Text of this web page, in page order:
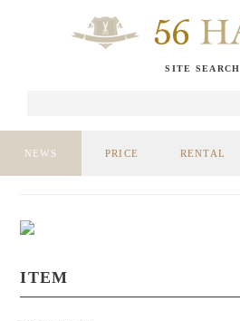
SITE SEARCH
NEWS PRICE RENTAL
ITEM